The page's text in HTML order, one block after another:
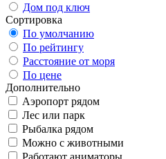
Дом под ключ
Сортировка
По умолчанию
По рейтингу
Расстояние от моря
По цене
Дополнительно
Аэропорт рядом
Лес или парк
Рыбалка рядом
Можно с животными
Работают аниматоры